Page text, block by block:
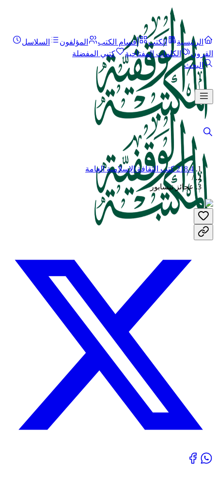
الرئيسية الكتب أقسام الكتب المؤلفون
السلاسل
القرون
الكلمات المفتاحية
كتبي المفضلة
البحث
218.4 كتب الثقافة الإسلامية العامة
/
عجائز نيسابور